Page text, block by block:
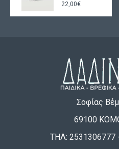
22,00€
Σοφίας
69100
ΤΗΛ: 2531306777